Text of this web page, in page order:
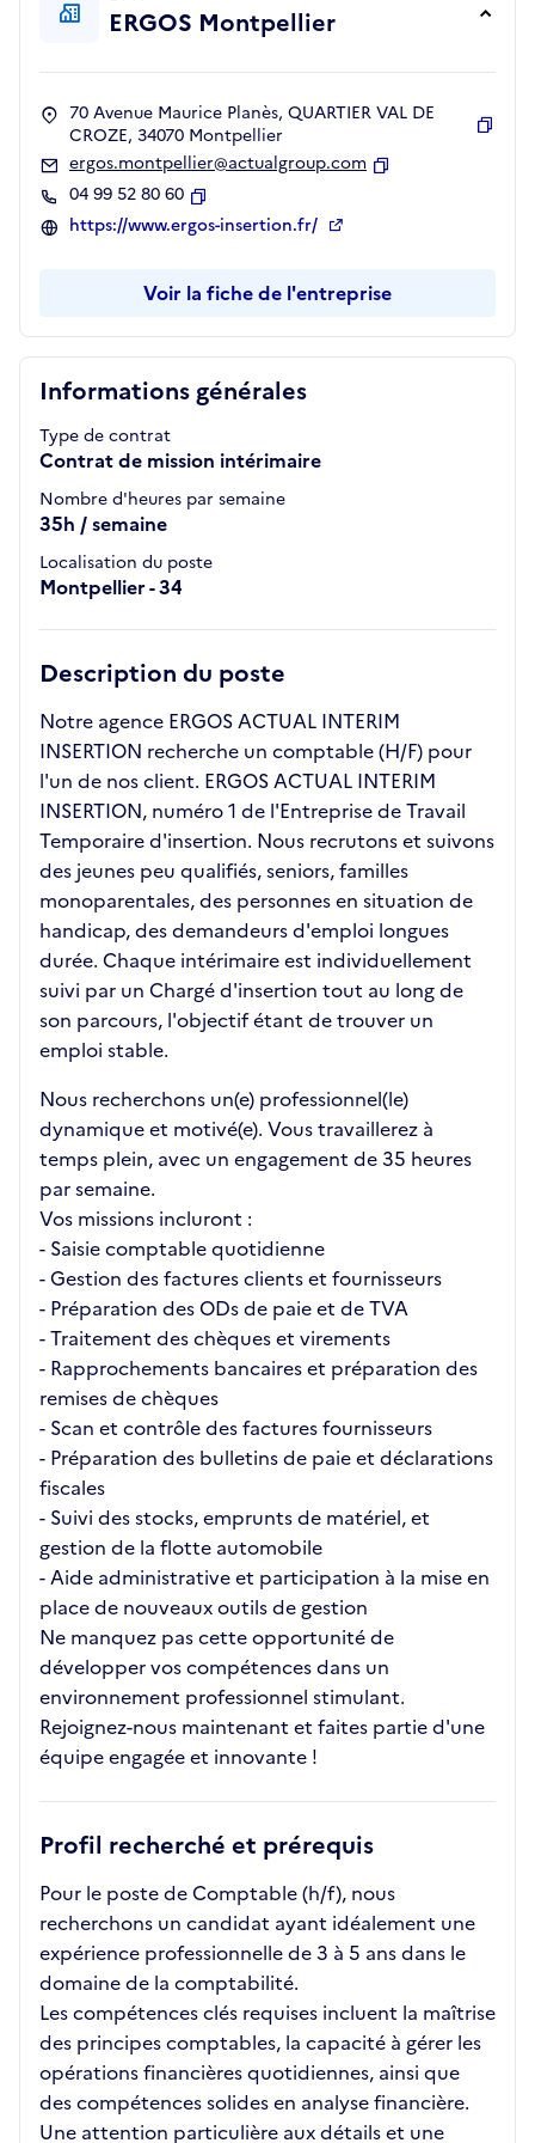
Informations générales
Type de contrat
Contrat de mission intérimaire
Nombre d'heures par semaine
35h / semaine
Localisation du poste
Montpellier - 34
Description du poste
Notre agence ERGOS ACTUAL INTERIM
INSERTION recherche un comptable (H/F) pour
l'un de nos client. ERGOS ACTUAL INTERIM
INSERTION, numéro 1 de l'Entreprise de Travail
Temporaire d'insertion. Nous recrutons et suivons
des jeunes peu qualifiés, seniors, familles
monoparentales, des personnes en situation de
handicap, des demandeurs d'emploi longues
durée. Chaque intérimaire est individuellement
suivi par un Chargé d'insertion tout au long de
son parcours, l'objectif étant de trouver un
emploi stable.
Nous recherchons un(e) professionnel(le)
dynamique et motivé(e). Vous travaillerez à
temps plein, avec un engagement de 35 heures
par semaine.
Vos missions incluront :
- Saisie comptable quotidienne
- Gestion des factures clients et fournisseurs
- Préparation des ODs de paie et de TVA
- Traitement des chèques et virements
- Rapprochements bancaires et préparation des
remises de chèques
- Scan et contrôle des factures fournisseurs
- Préparation des bulletins de paie et déclarations
fiscales
- Suivi des stocks, emprunts de matériel, et
gestion de la flotte automobile
- Aide administrative et participation à la mise en
place de nouveaux outils de gestion
Ne manquez pas cette opportunité de
développer vos compétences dans un
environnement professionnel stimulant.
Rejoignez-nous maintenant et faites partie d'une
équipe engagée et innovante !
Profil recherché et prérequis
Pour le poste de Comptable (h/f), nous
recherchons un candidat ayant idéalement une
expérience professionnelle de 3 à 5 ans dans le
domaine de la comptabilité.
Les compétences clés requises incluent la maîtrise
des principes comptables, la capacité à gérer les
opérations financières quotidiennes, ainsi que
des compétences solides en analyse financière.
Une attention particulière aux détails et une
ERGOS Montpellier
70 Avenue Maurice Planès, QUARTIER VAL DE
CROZE, 34070 Montpellier
ergos.montpellier@actualgroup.com
04 99 52 80 60
Copier
https://www.ergos-insertion.fr/
Voir la fiche de l'entreprise